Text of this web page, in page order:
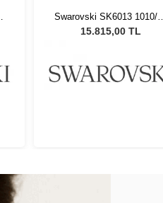
Swarovski SK6013 1010/54
Kadın Güneş Gözlüğü
15.815,00 TL